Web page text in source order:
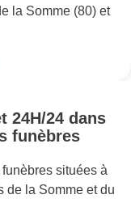
la Somme (80) et
24H/24 dans
funèbres
situées à
de la Somme et du